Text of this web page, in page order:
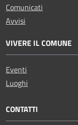
Comunicati
Avvisi
VIVERE IL COMUNE
Eventi
Luoghi
CONTATTI